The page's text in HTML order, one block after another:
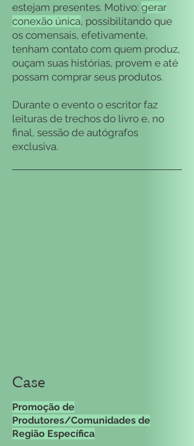
estejam presentes. Motivo: gerar
conexão única, possibilitando que
os comensais, efetivamente,
tenham contato com quem produz,
ouçam suas histórias, provem e até
possam comprar seus produtos.
Durante o evento o escritor faz
leituras de trechos do livro e, no
final, sessão de autógrafos
exclusiva.
Case
Promoção de
Produtores/Comunidades de
Região Específica